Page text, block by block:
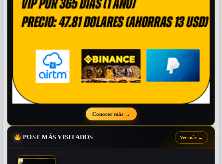
Conocer más →
POST MÁS VISITADOS Ver más →